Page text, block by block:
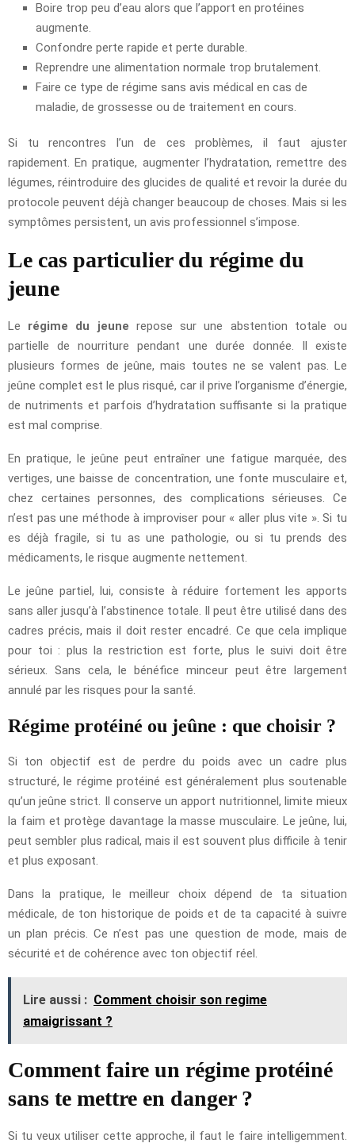
Boire trop peu d’eau alors que l’apport en protéines
augmente.
Confondre perte rapide et perte durable.
Reprendre une alimentation normale trop brutalement.
Faire ce type de régime sans avis médical en cas de
maladie, de grossesse ou de traitement en cours.
Si tu rencontres l’un de ces problèmes, il faut ajuster
rapidement. En pratique, augmenter l’hydratation, remettre des
légumes, réintroduire des glucides de qualité et revoir la durée du
protocole peuvent déjà changer beaucoup de choses. Mais si les
symptômes persistent, un avis professionnel s’impose.
Le cas particulier du régime du
jeune
Le régime du jeune repose sur une abstention totale ou
partielle de nourriture pendant une durée donnée. Il existe
plusieurs formes de jeûne, mais toutes ne se valent pas. Le
jeûne complet est le plus risqué, car il prive l’organisme d’énergie,
de nutriments et parfois d’hydratation suffisante si la pratique
est mal comprise.
En pratique, le jeûne peut entraîner une fatigue marquée, des
vertiges, une baisse de concentration, une fonte musculaire et,
chez certaines personnes, des complications sérieuses. Ce
n’est pas une méthode à improviser pour « aller plus vite ». Si tu
es déjà fragile, si tu as une pathologie, ou si tu prends des
médicaments, le risque augmente nettement.
Le jeûne partiel, lui, consiste à réduire fortement les apports
sans aller jusqu’à l’abstinence totale. Il peut être utilisé dans des
cadres précis, mais il doit rester encadré. Ce que cela implique
pour toi : plus la restriction est forte, plus le suivi doit être
sérieux. Sans cela, le bénéfice minceur peut être largement
annulé par les risques pour la santé.
Régime protéiné ou jeûne : que choisir ?
Si ton objectif est de perdre du poids avec un cadre plus
structuré, le régime protéiné est généralement plus soutenable
qu’un jeûne strict. Il conserve un apport nutritionnel, limite mieux
la faim et protège davantage la masse musculaire. Le jeûne, lui,
peut sembler plus radical, mais il est souvent plus difficile à tenir
et plus exposant.
Dans la pratique, le meilleur choix dépend de ta situation
médicale, de ton historique de poids et de ta capacité à suivre
un plan précis. Ce n’est pas une question de mode, mais de
sécurité et de cohérence avec ton objectif réel.
Lire aussi : Comment choisir son regime
amaigrissant ?
Comment faire un régime protéiné
sans te mettre en danger ?
Si tu veux utiliser cette approche, il faut le faire intelligemment.